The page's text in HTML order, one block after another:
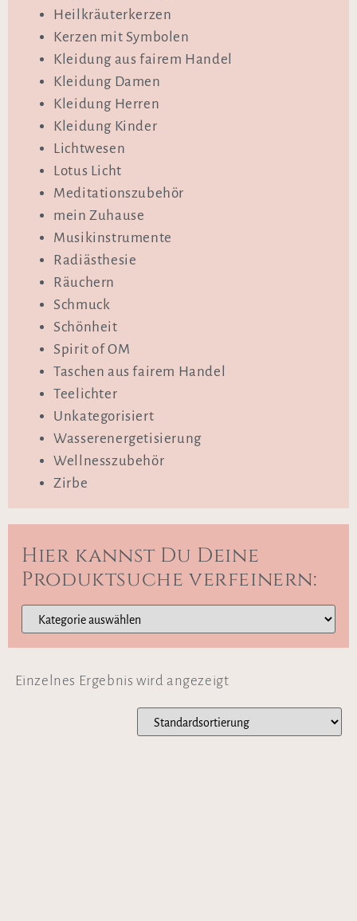
Heilkräuterkerzen
Kerzen mit Symbolen
Kleidung aus fairem Handel
Kleidung Damen
Kleidung Herren
Kleidung Kinder
Lichtwesen
Lotus Licht
Meditationszubehör
mein Zuhause
Musikinstrumente
Radiästhesie
Räuchern
Schmuck
Schönheit
Spirit of OM
Taschen aus fairem Handel
Teelichter
Unkategorisiert
Wasserenergetisierung
Wellnesszubehör
Zirbe
Hier kannst Du Deine
Produktsuche verfeinern:
Einzelnes Ergebnis wird angezeigt